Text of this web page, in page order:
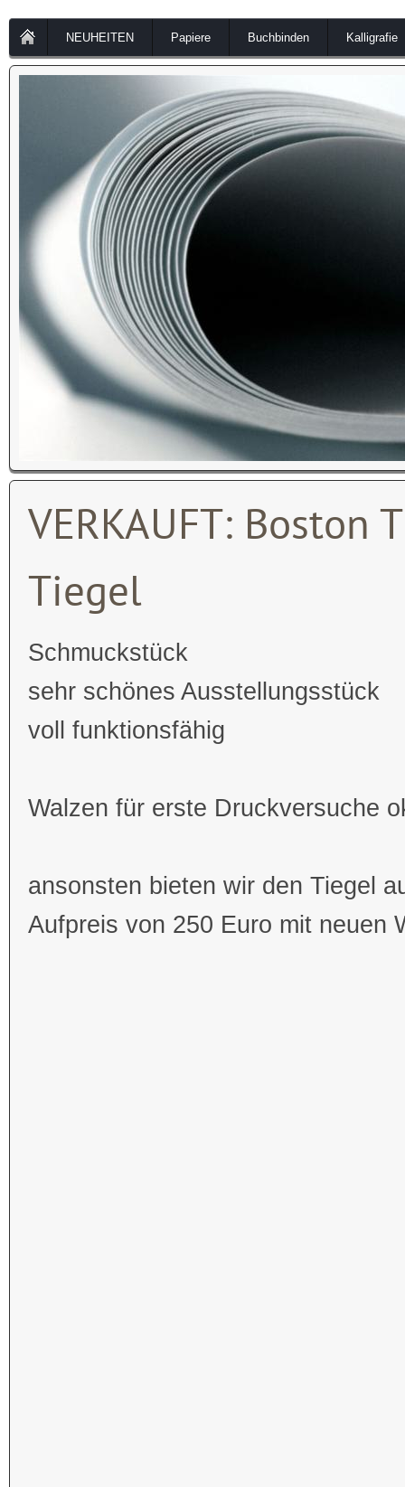
NEUHEITEN Papiere Buchbinden Kalligrafie
VERKAUFT: Boston
Tiegel
Schmuckstück
sehr schönes Ausstellungsstück
voll funktionsfähig
Walzen für erste Druckversuche
ansonsten bieten wir den Tiegel
Aufpreis von 250 Euro mit neuen